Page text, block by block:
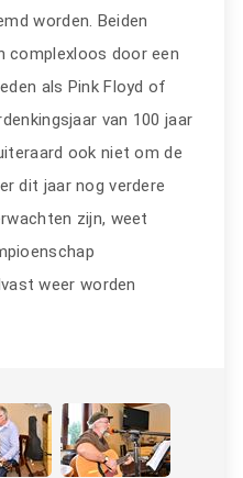
worden. Beiden
complexloos door een
als Pink Floyd of
van 100 jaar
ook niet om de
dit jaar nog verdere
zijn, weet
weer worden